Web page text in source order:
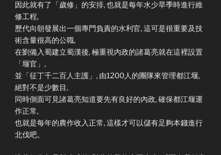
因此就有了「歲修」的安排, 也就是每年水少旱季時進行維
修工程,
歷代向朝發展出一個專門負責的水利官, 這可是很重要及技
術含量很高的公職,
在劉備入蜀建立蜀漢後, 極重視內政的諸葛亮就在這裡設置
「堰官」,
並「征丁千二百人主護」, 由1200人的團隊來管理都江堰,
絕對不是少數目,
同時側面可見諸葛亮知道要先有良好的內政, 確保都江堰運
作正常,
也就是每年的農作收入正常, 這樣才可以儲有足夠本錢進行
北伐吧。